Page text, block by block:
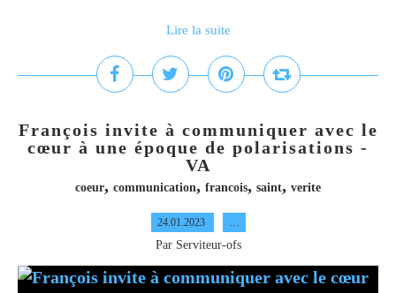
Lire la suite
François invite à communiquer avec le
cœur à une époque de polarisations -
VA
coeur, communication, francois, saint, verite
24.01.2023 …
Par Serviteur-ofs